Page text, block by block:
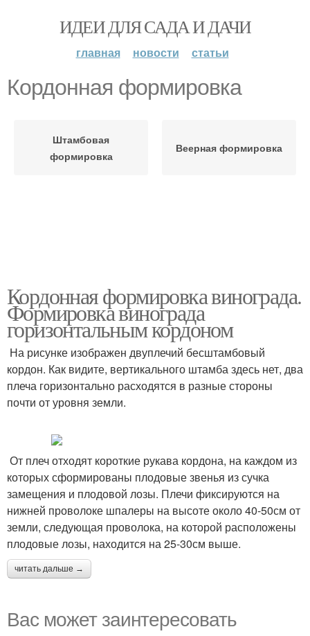
ИДЕИ ДЛЯ САДА И ДАЧИ
главная новости статьи
Кордонная формировка
Штамбовая
формировка
Веерная формировка
Кордонная формировка винограда.
Формировка винограда
горизонтальным кордоном
На рисунке изображен двуплечий бесштамбовый
кордон. Как видите, вертикального штамба здесь нет, два
плеча горизонтально расходятся в разные стороны
почти от уровня земли.
От плеч отходят короткие рукава кордона, на каждом из
которых сформированы плодовые звенья из сучка
замещения и плодовой лозы. Плечи фиксируются на
нижней проволоке шпалеры на высоте около 40-50см от
земли, следующая проволока, на которой расположены
плодовые лозы, находится на 25-30см выше.
читать дальше →
Вас может заинтересовать